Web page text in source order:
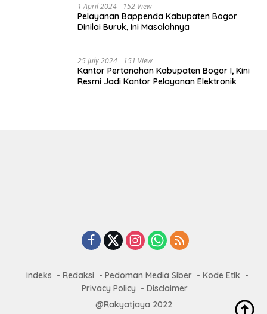
1 April 2024 152 View
Pelayanan Bappenda Kabupaten Bogor
Dinilai Buruk, Ini Masalahnya
25 July 2024 151 View
Kantor Pertanahan Kabupaten Bogor I, Kini
Resmi Jadi Kantor Pelayanan Elektronik
Indeks Redaksi Pedoman Media Siber
Kode Etik
Privacy Policy
Disclaimer
@Rakyatjaya 2022